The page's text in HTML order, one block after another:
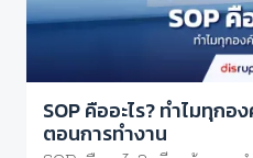
SOP คืออะไร? ทำไมทุก
ตอนการทำงาน